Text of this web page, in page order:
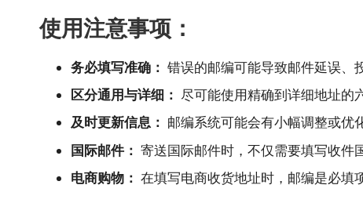
使用注意事项：
务必填写准确： 错误的邮编可能导致邮件延误、
区分通用与详细： 尽可能使用精确到详细地址的
及时更新信息： 邮编系统可能会有小幅调整或优
国际邮件： 寄送国际邮件时，不仅需要填写收件
电商购物： 在填写电商收货地址时，邮编是必填